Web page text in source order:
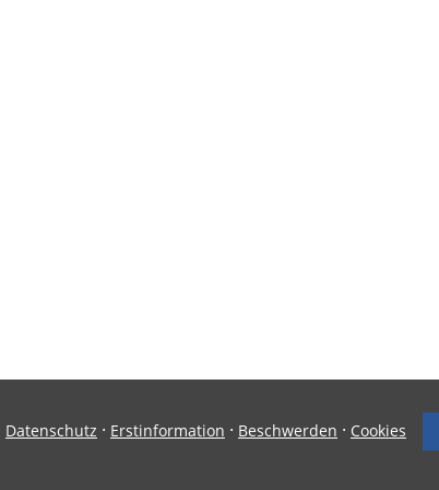
Datenschutz · Erstinformation · Beschwerden · Cookies